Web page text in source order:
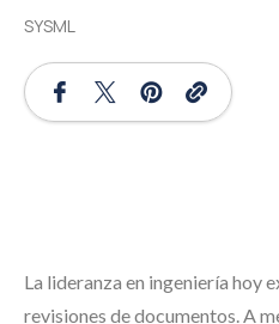
SYSML
La lideranza en ingeniería hoy
revisiones de documentos. A